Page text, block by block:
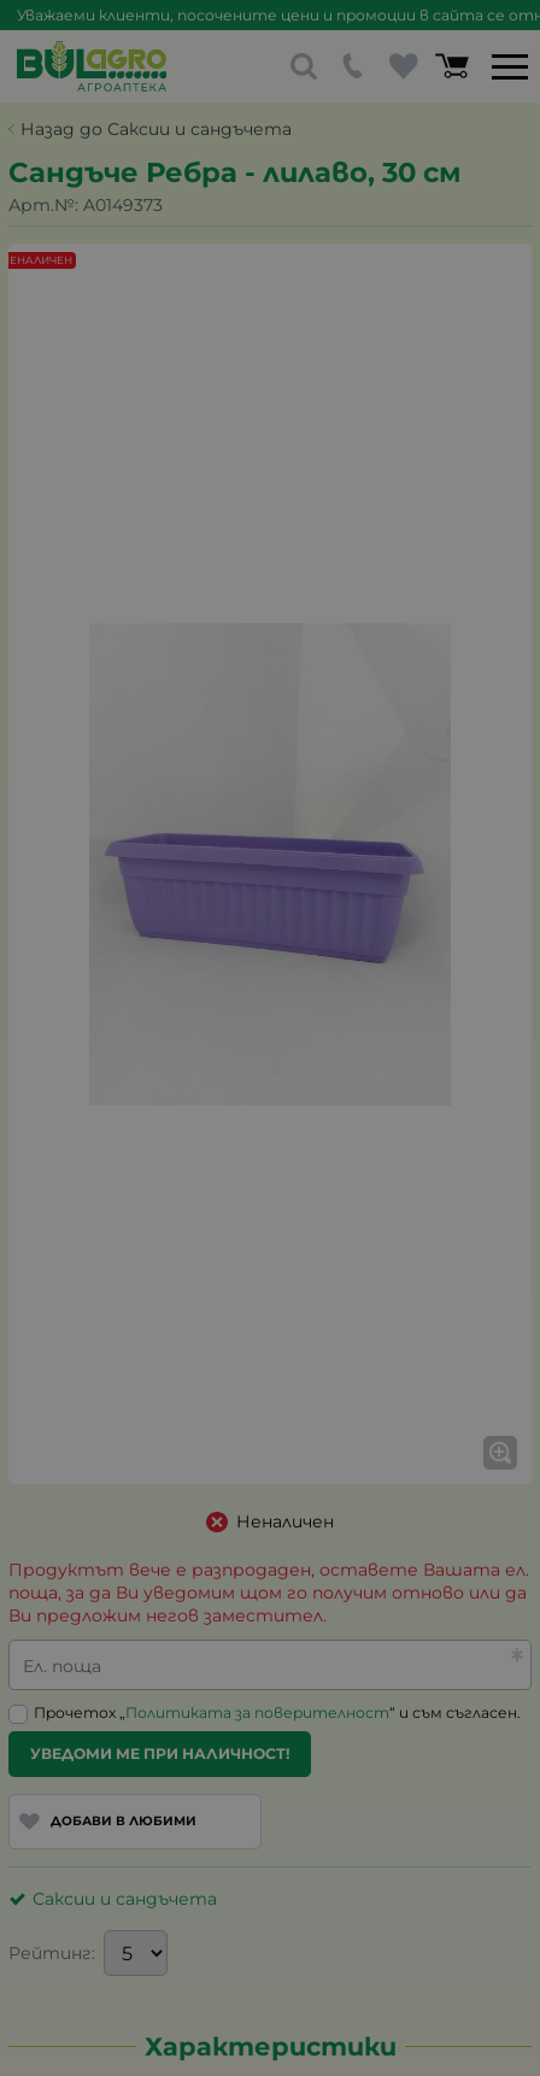
Уважаеми клиенти, посочените цени и промоции в сайта се
Назад до Саксии и сандъчета
Сандъче Ребра - лилаво, 30 см
Арт.№: A0149373
НЕНАЛИЧЕН
Неналичен
Продуктът вече е разпродаден, оставете Вашата ел.
поща, за да Ви уведомим щом го получим отново или да
Ви предложим негов заместител.
Ел. поща
Прочетох „Политиката за поверителност“ и съм съгласен.
УВЕДОМИ МЕ ПРИ НАЛИЧНОСТ!
ДОБАВИ В ЛЮБИМИ
Саксии и сандъчета
Рейтинг:
Характеристики